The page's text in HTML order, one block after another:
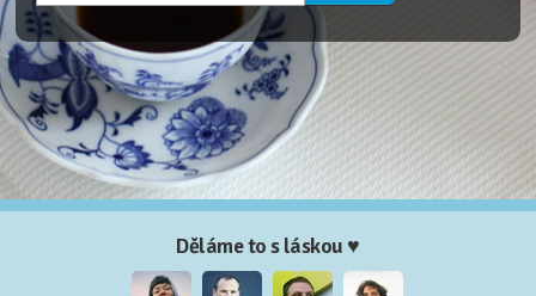
Děláme to s láskou ♥